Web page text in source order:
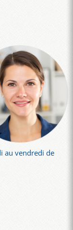
au vendredi de